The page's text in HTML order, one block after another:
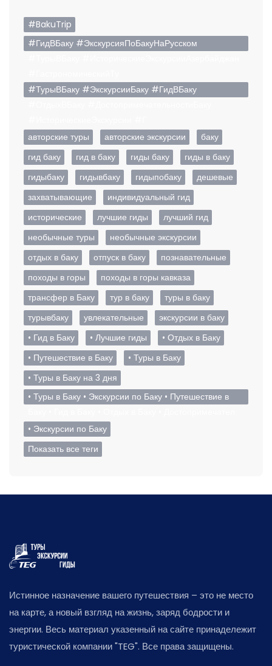
#BakuTrip
#ГидВБаку #ЭкскурсияПоБакуНаРусском
#ТурыВБаку #ЭкскурсииБаку #ГидВБаку
авторские туры
авторские экскурсии
баку
гид баку
гид в баку гиды баку
гиды в баку
гидыбаку
гидывбаку гидыпобаку
дешевые
захватывающие
индивидуальный гид
исторические
лучшие гиды
лучший гид
необычные туры
необычные экскурсии
отдых в баку
отпуск в баку
познавательные
походы в горы
походы в горы кавказа
трансфер в Баку
тур в баку
туры в баку
турывбаку
увлекательные
экскурсии в баку
• Гид в Баку
• Лучшие гиды
• Отдых в Баку
• Путешествие в Баку
• Туры в Баку
• Туры в Баку на 3 дня
• Туры в Баку • Экскурсии по Баку • Путешествие в
• Экскурсии по Баку
Показать все теги
Истинное назначение вашего путешествия – это не место
на карте, а новый взгляд на жизнь, заряд бодрости и
энергии. Весь материал указенный на сайте принадележит
туристической компании "TEG". Все права защищены.